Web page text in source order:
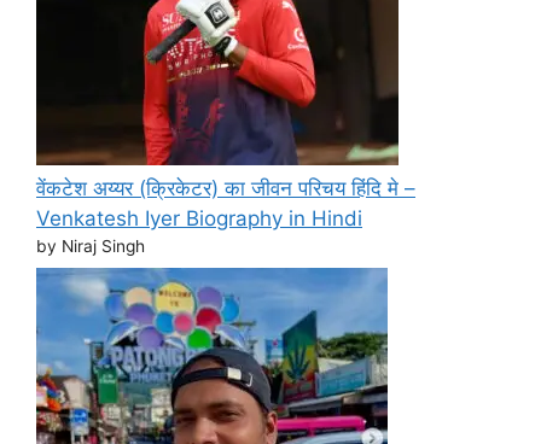
वेंकटेश अय्यर (क्रिकेटर) का जीवन परिचय हिंदि मे –
Venkatesh Iyer Biography in Hindi
by Niraj Singh